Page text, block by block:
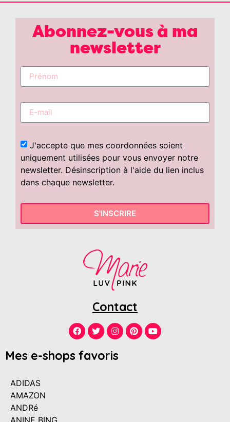
Abonnez-vous à ma
newsletter
J'accepte que mes coordonnées soient
uniquement utilisées pour vous envoyer notre
newsletter. Désinscription à l'aide du lien inclus
dans chaque newsletter.
S'INSCRIRE
Contact
Mes e-shops favoris
ADIDAS
AMAZON
ANDRé
ANINE BING